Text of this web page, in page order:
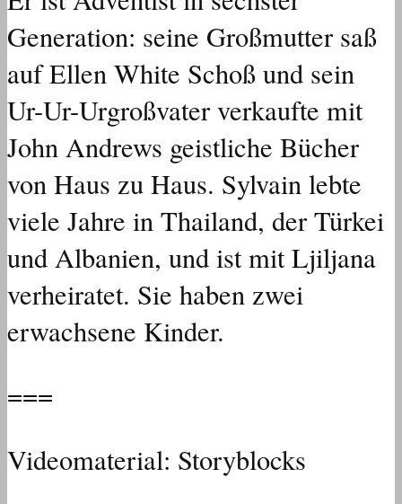
Generation: seine Großmutter saß
auf Ellen White Schoß und sein
Ur-Ur-Urgroßvater verkaufte mit
John Andrews geistliche Bücher
von Haus zu Haus. Sylvain lebte
viele Jahre in Thailand, der Türkei
und Albanien, und ist mit Ljiljana
verheiratet. Sie haben zwei
erwachsene Kinder.
===
Videomaterial: Storyblocks